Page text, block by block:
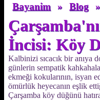
Bayanim » Blog »
İncisi: Köy
Kalbinizi sıcacık bir anıya
günlerin sempatik
ekmeği kokularının, isyan
ömürlük heyecanın eşlik
Çarşamba köy düğünü